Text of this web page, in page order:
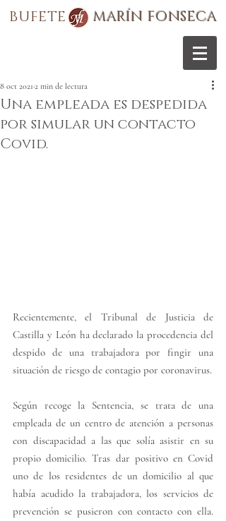
BUFETE MARÍN FONSECA
Una empleada es despedida
por simular un contacto
Covid.
8 oct 2021 2 min de lectura
Recientemente, el Tribunal de Justicia de
Castilla y León ha declarado la procedencia del
despido de una trabajadora por fingir una
Según recoge la Sentencia, se trata de una
empleada de un centro de atención a personas
con discapacidad a las que solía asistir en su
propio domicilio. Tras dar positivo en Covid
uno de los residentes de un domicilio al que
había acudido la trabajadora, los servicios de
prevención se pusieron con contacto con ella.